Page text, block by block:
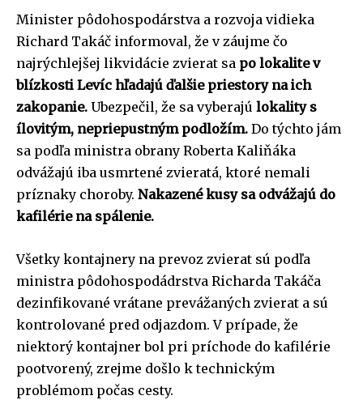
Minister pôdohospodárstva a rozvoja vidieka
Richard Takáč informoval, že v záujme čo
najrýchlejšej likvidácie zvierat sa po lokalite v
blízkosti Levíc hľadajú ďalšie priestory na ich
zakopanie. Ubezpečil, že sa vyberajú lokality s
ílovitým, nepriepustným podložím. Do týchto jám
sa podľa ministra obrany Roberta Kaliňáka
odvážajú iba usmrtené zvieratá, ktoré nemali
príznaky choroby. Nakazené kusy sa odvážajú do
kafilérie na spálenie.
Všetky kontajnery na prevoz zvierat sú podľa
ministra pôdohospodádrstva Richarda Takáča
dezinfikované vrátane prevážaných zvierat a sú
kontrolované pred odjazdom. V prípade, že
niektorý kontajner bol pri príchode do kafilérie
pootvorený, zrejme došlo k technickým
problémom počas cesty.